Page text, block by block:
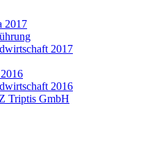
2017
2017
2016
Triptis GmbH